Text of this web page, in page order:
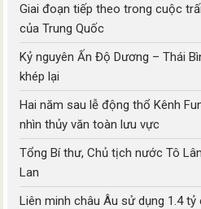
Giai đoạn tiếp theo trong cuộc
của Trung Quốc
Kỷ nguyên Ấn Độ Dương – Thái
khép lại
Hai năm sau lễ động thổ Kênh
nhìn thủy văn toàn lưu vực
Tổng Bí thư, Chủ tịch nước Tô
Lan
Liên minh châu Âu sử dụng 1.4